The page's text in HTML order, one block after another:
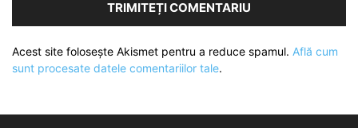
Acest site folosește Akismet pentru a reduce spamul. Află cum
sunt procesate datele comentariilor tale.